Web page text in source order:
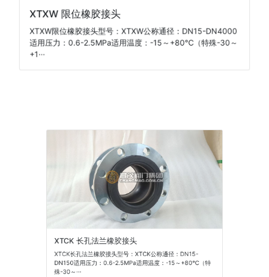
XTXW 限位橡胶接头
XTXW限位橡胶接头型号：XTXW公称通径：DN15-DN4000
适用压力：0.6-2.5MPa适用温度：-15～+80℃（特殊-30～
XTCK 长孔法兰橡胶接头
XTCK长孔法兰橡胶接头型号：XTCK公称通径：DN15-